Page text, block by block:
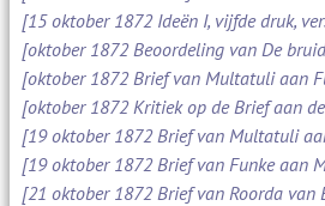
[15 oktober 1872 Ideën I, vijfde druk,
[oktober 1872 Beoordeling van De
[oktober 1872 Brief van Multatuli aan
[oktober 1872 Kritiek op de Brief aan
[19 oktober 1872 Brief van Multatuli
[19 oktober 1872 Brief van Funke aan
[21 oktober 1872 Brief van Roorda